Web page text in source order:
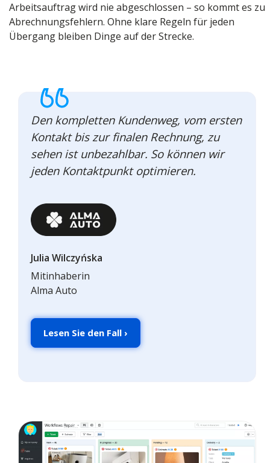
Arbeitsauftrag wird nie abgeschlossen – so kommt es zu
Abrechnungsfehlern. Ohne klare Regeln für jeden
Übergang bleiben Dinge auf der Strecke.
Den kompletten Kundenweg, vom ersten
Kontakt bis zur finalen Rechnung, zu
sehen ist unbezahlbar. So können wir
jeden Kontaktpunkt optimieren.
Julia Wilczyńska
Mitinhaberin
Alma Auto
Lesen Sie den Fall ›